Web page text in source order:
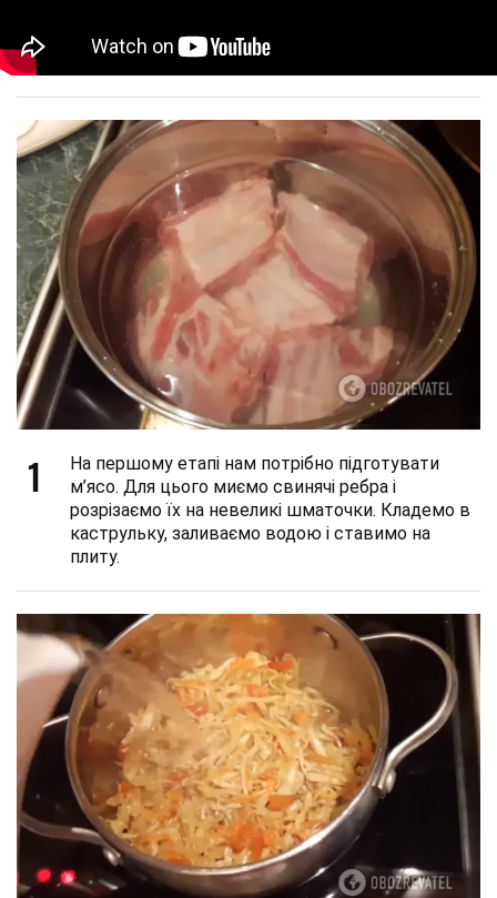
1
На першому етапі нам потрібно підготувати
м’ясо. Для цього миємо свинячі ребра і
розрізаємо їх на невеликі шматочки. Кладемо в
каструльку, заливаємо водою і ставимо на
плиту.